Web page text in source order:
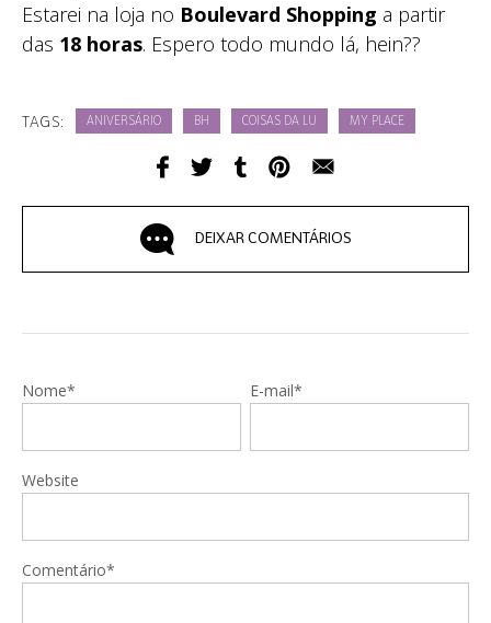
Estarei na loja no Boulevard Shopping a partir
das 18 horas. Espero todo mundo lá, hein??
TAGS: ANIVERSÁRIO BH COISAS DA LU MY PLACE
DEIXAR COMENTÁRIOS
Nome* E-mail*
Website
Comentário*